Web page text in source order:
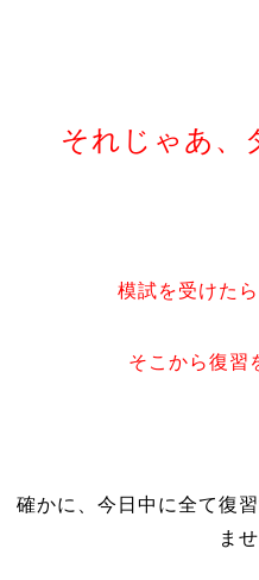
それじゃあ、
模試を受けた
そこから復習
確かに、今日中に全て復
ま